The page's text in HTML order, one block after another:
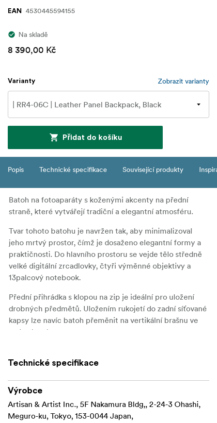
EAN 4530445594155
Na skladě
8 390,00 Kč
Varianty Zobrazit varianty
Přidat do košíku
Popis Technické specifikace Související produkty
Batoh na fotoaparáty s koženými akcenty na přední
straně, které vytvářejí tradiční a elegantní atmosféru.
Tvar tohoto batohu je navržen tak, aby minimalizoval
jeho mrtvý prostor, čímž je dosaženo elegantní formy a
praktičnosti. Do hlavního prostoru se vejde tělo středně
velké digitální zrcadlovky, čtyři výměnné objektivy a
13palcový notebook.
Přední přihrádka s klopou na zip je ideální pro uložení
drobných předmětů. Uložením rukojetí do zadní síťované
kapsy lze navíc batoh přeměnit na vertikální brašnu ve
stylu aktovky.
rozložením hmotnosti
Robustní horní rukojeť s hliníkovou výztužnou
deskou
Technické specifikace
Výrobce
Artisan & Artist Inc., 5F Nakamura Bldg,, 2-24-3 Ohashi,
Meguro-ku, Tokyo, 153-0044 Japan,